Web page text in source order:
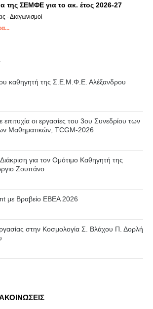
της ΣΕΜΦΕ για το ακ. έτος 2026-27
- Διαγωνισμοί
καθηγητή της Σ.Ε.Μ.Φ.Ε. Αλέξανδρου
οι εργασίες του 3ου Συνεδρίου των
Μαθηματικών, TCGM-2026
για τον Ομότιμο Καθηγητή της
Ζουπάνο
με Βραβείο ΕΒΕΑ 2026
στην Κοσμολογία Σ. Βλάχου Π. Δορλή